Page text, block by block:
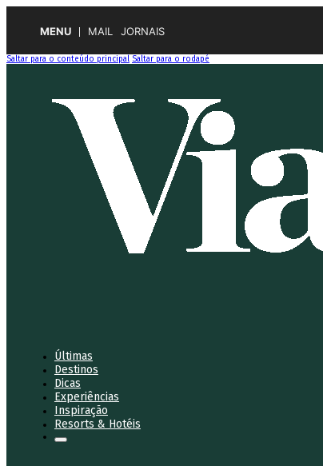
MENU MAIL JORNAIS
Saltar para o conteúdo principal Saltar para o rodapé
Últimas
Destinos
Dicas
Experiências
Inspiração
Resorts & Hotéis